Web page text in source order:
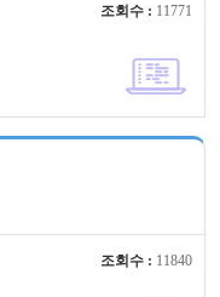
조회수 : 11771
조회수 : 11840